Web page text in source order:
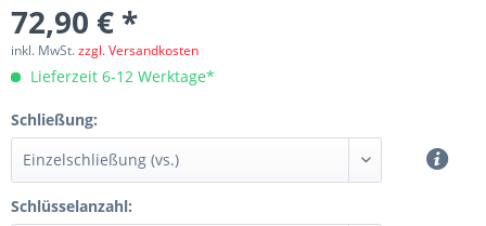
72,90 € *
inkl. MwSt.zzgl. Versandkosten
Lieferzeit 6-12 Werktage*
Schließung:
Schlüsselanzahl: